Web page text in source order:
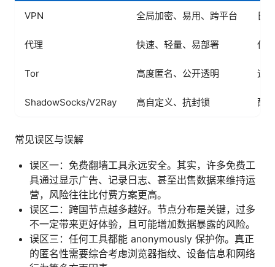
VPN 全局加密、易用、跨平台 日
代理 快速、轻量、易部署 仅
Tor 高度匿名、公开透明 速
ShadowSocks/V2Ray 高自定义、抗封锁 配
常见误区与误解
误区一：免费翻墙工具永远安全。其实，许多免费工
具通过显示广告、记录日志、甚至出售数据来维持运
营，风险往往比付费方案更高。
误区二：跨国节点越多越好。节点分布是关键，过多
不一定带来更好体验，且可能增加数据暴露的风险。
误区三：任何工具都能 anonymously 保护你。真正
的匿名性需要综合考虑浏览器指纹、设备信息和网络